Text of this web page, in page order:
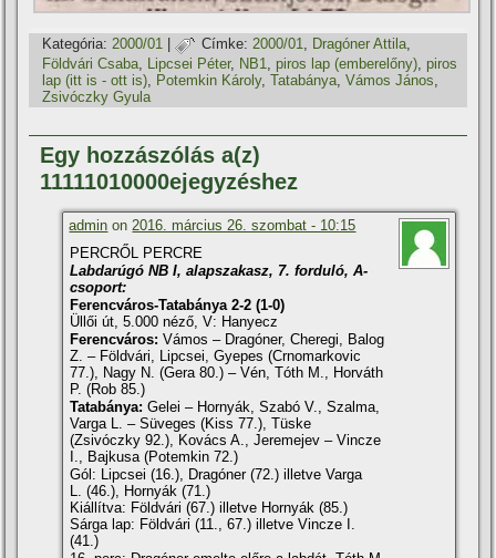
Kategória: 2000/01 | Címke: 2000/01, Dragóner Attila,
Földvári Csaba, Lipcsei Péter, NB1,piros lap (emberelőny),piros
lap (itt is - ott is), Potemkin Károly,Tatabánya,Vámos János,
Zsivóczky Gyula
Egy hozzászólás a(z)
11111010000ejegyzéshez
admin on2016. március 26. szombat - 10:15
PERCRŐL PERCRE
Labdarúgó NB I, alapszakasz, 7. forduló, A-
csoport:
Ferencváros-Tatabánya 2-2 (1-0)
Üllői út, 5.000 néző, V: Hanyecz
Ferencváros: Vámos – Dragóner, Cheregi, Balog
Z. – Földvári, Lipcsei, Gyepes (Crnomarkovic
77.), Nagy N. (Gera 80.) – Vén, Tóth M., Horváth
P. (Rob 85.)
Tatabánya: Gelei – Hornyák, Szabó V., Szalma,
Varga L. – Süveges (Kiss 77.), Tüske
(Zsivóczky 92.), Kovács A., Jeremejev – Vincze
I., Bajkusa (Potemkin 72.)
Gól: Lipcsei (16.), Dragóner (72.) illetve Varga
L. (46.), Hornyák (71.)
Kiállí­tva: Földvári (67.) illetve Hornyák (85.)
Sárga lap: Földvári (11., 67.) illetve Vincze I.
(41.)